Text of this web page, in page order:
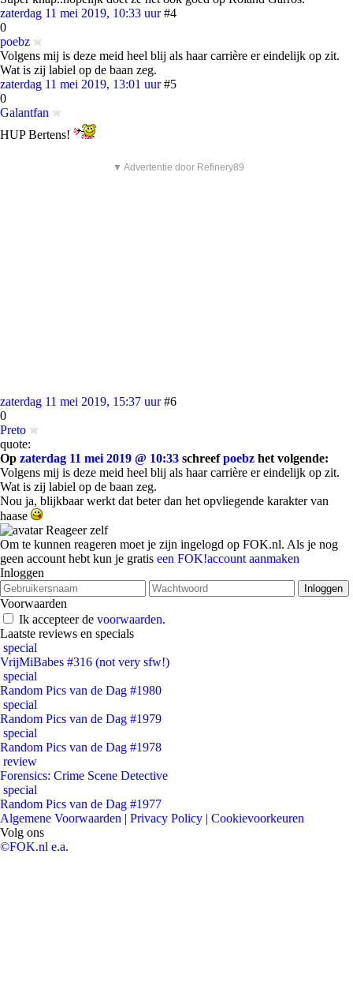
zaterdag 11 mei 2019, 10:33 uur #4
0
poebz
Volgens mij is deze meid heel blij als haar carrière er eindelijk op zit.
Wat is zij labiel op de baan zeg.
zaterdag 11 mei 2019, 13:01 uur #5
0
Galantfan
HUP Bertens!
▼ Advertentie door Refinery89
zaterdag 11 mei 2019, 15:37 uur #6
0
Preto
quote:
Op zaterdag 11 mei 2019 @ 10:33 schreefpoebz het volgende:
Volgens mij is deze meid heel blij als haar carrière er eindelijk op zit.
Wat is zij labiel op de baan zeg.
Nou ja, blijkbaar werkt dat beter dan het opvliegende karakter van
haase
Reageer zelf
Om te kunnen reageren moet je zijn ingelogd op FOK.nl. Als je nog
geen account hebt kun je gratis een FOK!account aanmaken
Inloggen
Voorwaarden
Ik accepteer de voorwaarden.
Laatste reviews en specials
special
VrijMiBabes #316 (not very sfw!)
special
Random Pics van de Dag #1980
special
Random Pics van de Dag #1979
special
Random Pics van de Dag #1978
review
Forensics: Crime Scene Detective
special
Random Pics van de Dag #1977
Algemene Voorwaarden | Privacy Policy | Cookievoorkeuren
Volg ons
©FOK.nl e.a.